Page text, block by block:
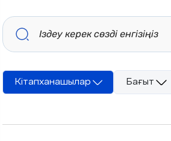
Кітапханашылар Бағыт